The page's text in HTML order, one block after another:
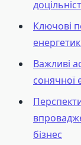
Ключові
Важливі
сонячної
бізнес